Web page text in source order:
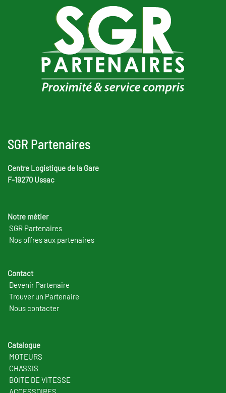
SGR Partenaires
Centre Logistique de la Gare
F-19270 Ussac
Notre métier
SGR Partenaires
Nos offres aux partenaires
Contact
Devenir Partenaire
Trouver un Partenaire
Nous contacter
Catalogue
MOTEURS
CHASSIS
BOITE DE VITESSE